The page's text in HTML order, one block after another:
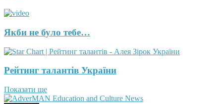
Якби не було тебе…
Рейтинг талантів України
Показати ще